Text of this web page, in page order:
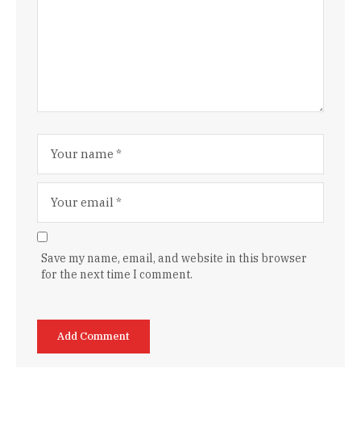
Save my name, email, and website in this browser
for the next time I comment.